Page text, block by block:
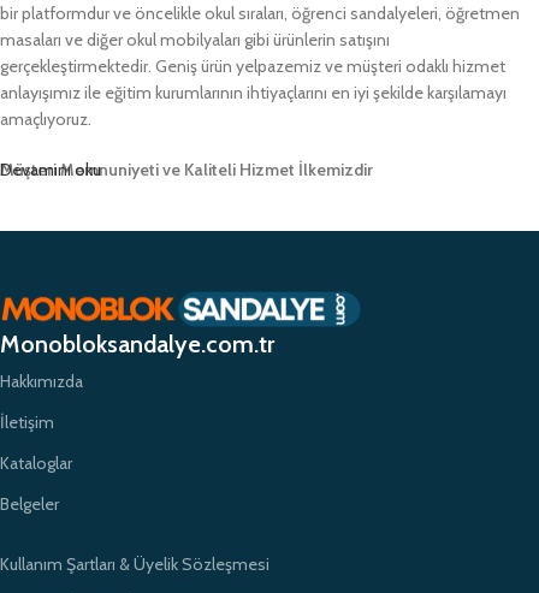
bir platformdur ve öncelikle okul sıraları, öğrenci sandalyeleri, öğretmen
masaları ve diğer okul mobilyaları gibi ürünlerin satışını
gerçekleştirmektedir. Geniş ürün yelpazemiz ve müşteri odaklı hizmet
anlayışımız ile eğitim kurumlarının ihtiyaçlarını en iyi şekilde karşılamayı
amaçlıyoruz.
Müşteri Memnuniyeti ve Kaliteli Hizmet İlkemizdir
zamanında teslimat garantimizle eğitim kurumlarının ihtiyaçlarına hızlı ve
etkili çözümler sunarak sektörde öncü bir konumda yer almayı
amaçlıyoruz.
Devamını oku
Monobloksandalye.com.tr
Hakkımızda
İletişim
Kataloglar
Belgeler
Kullanım Şartları & Üyelik Sözleşmesi